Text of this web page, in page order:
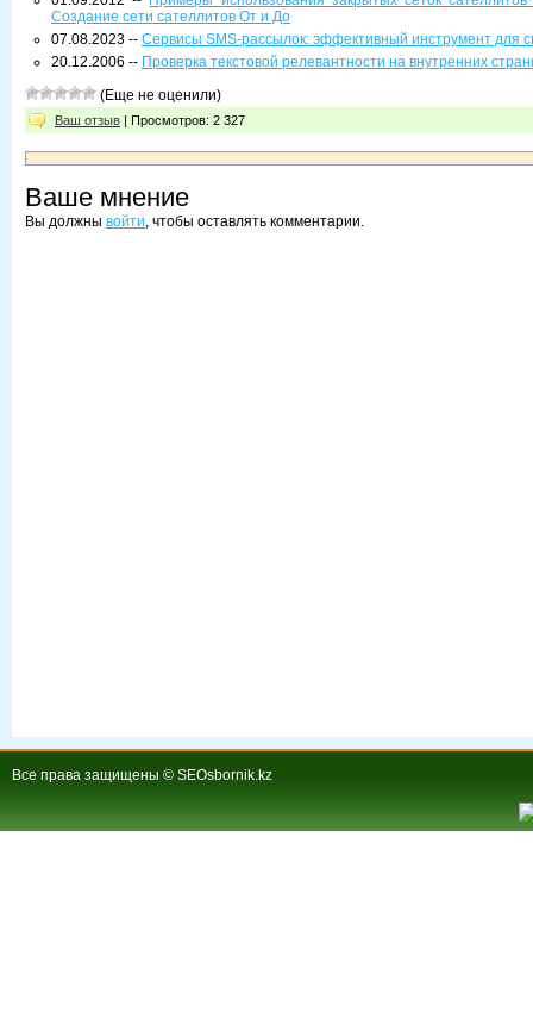
Создание сети сателлитов От и До
07.08.2023 -- Сервисы SMS-рассылок: эффективный инструмент для
20.12.2006 -- Проверка текстовой релевантности на внутренних
(Еще не оценили)
Ваш отзыв | Просмотров: 2 327
Ваше мнение
Вы должны войти, чтобы оставлять комментарии.
Все права защищены © SEOsbornik.kz